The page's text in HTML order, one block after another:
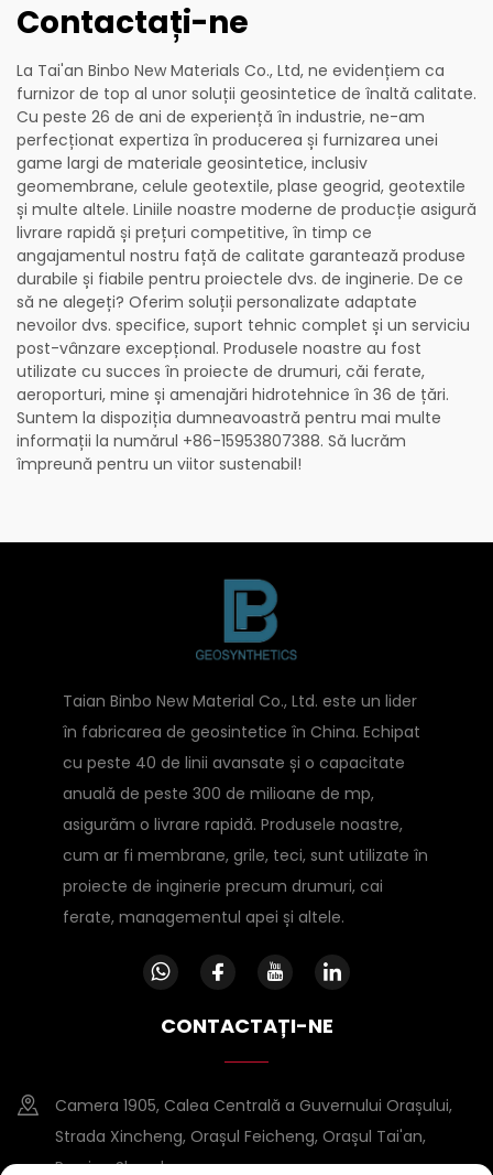
Contactați-ne
La Tai'an Binbo New Materials Co., Ltd, ne evidențiem ca
furnizor de top al unor soluții geosintetice de înaltă calitate.
Cu peste 26 de ani de experiență în industrie, ne-am
perfecționat expertiza în producerea și furnizarea unei
game largi de materiale geosintetice, inclusiv
geomembrane, celule geotextile, plase geogrid, geotextile
și multe altele. Liniile noastre moderne de producție asigură
livrare rapidă și prețuri competitive, în timp ce
angajamentul nostru față de calitate garantează produse
durabile și fiabile pentru proiectele dvs. de inginerie. De ce
să ne alegeți? Oferim soluții personalizate adaptate
nevoilor dvs. specifice, suport tehnic complet și un serviciu
post-vânzare excepțional. Produsele noastre au fost
utilizate cu succes în proiecte de drumuri, căi ferate,
aeroporturi, mine și amenajări hidrotehnice în 36 de țări.
Suntem la dispoziția dumneavoastră pentru mai multe
informații la numărul +86-15953807388. Să lucrăm
împreună pentru un viitor sustenabil!
Taian Binbo New Material Co., Ltd. este un lider
în fabricarea de geosintetice în China. Echipat
cu peste 40 de linii avansate și o capacitate
anuală de peste 300 de milioane de mp,
asigurăm o livrare rapidă. Produsele noastre,
cum ar fi membrane, grile, teci, sunt utilizate în
proiecte de inginerie precum drumuri, cai
ferate, managementul apei și altele.
CONTACTAȚI-NE
Camera 1905, Calea Centrală a Guvernului Orașului,
Strada Xincheng, Orașul Feicheng, Orașul Tai'an,
Provina Shandong